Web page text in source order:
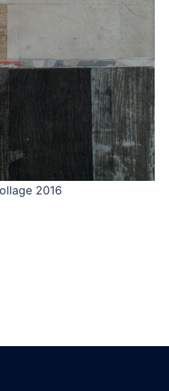
2016